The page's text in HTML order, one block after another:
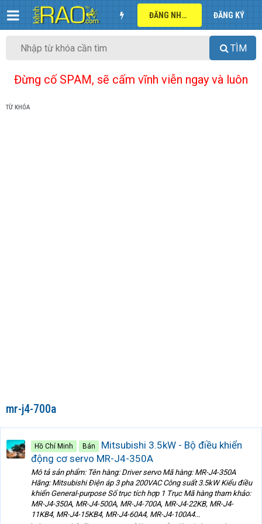
ĐĂNG NHẬP ĐĂNG KÝ
TÌM
Đừng cố SPAM, sẽ cấm vĩnh viễn ngay và luôn
TỪ KHÓA
mr-j4-700a
Hồ Chí Minh Bán
Mitsubishi 3.5kW - Bộ điều khiển
động cơ servo MR-J4-350A
Mô tả sản phẩm: Tên hàng: Driver servo Mã hàng: MR-J4-350A
Hãng: Mitsubishi Điện áp 3 pha 200VAC Công suất 3.5kW Kiểu điều
khiển General-purpose Số trục tích hợp 1 Trục Mã hàng tham khảo:
MR-J4-350A, MR-J4-500A, MR-J4-700A, MR-J4-22KB, MR-J4-
11KB4, MR-J4-15KB4, MR-J4-60A4, MR-J4-100A4...